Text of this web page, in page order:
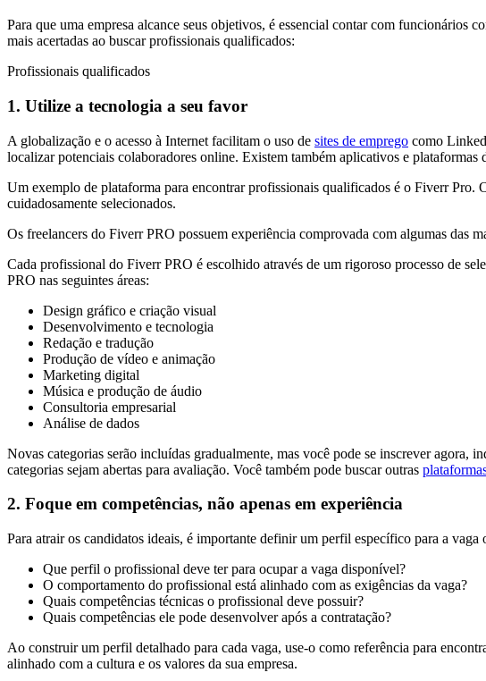
Para que uma empresa alcance seus objetivos, é essencial contar com funcionários
mais acertadas ao buscar profissionais qualificados:
Profissionais qualificados
1. Utilize a tecnologia a seu favor
A globalização e o acesso à Internet facilitam o uso de sites de emprego como
localizar potenciais colaboradores online. Existem também aplicativos e plataformas
Um exemplo de plataforma para encontrar profissionais qualificados é o Fiverr Pro.
cuidadosamente selecionados.
Os freelancers do Fiverr PRO possuem experiência comprovada com algumas das
Cada profissional do Fiverr PRO é escolhido através de um rigoroso processo de
PRO nas seguintes áreas:
Design gráfico e criação visual
Desenvolvimento e tecnologia
Redação e tradução
Produção de vídeo e animação
Marketing digital
Música e produção de áudio
Consultoria empresarial
Análise de dados
Novas categorias serão incluídas gradualmente, mas você pode se inscrever agora,
categorias sejam abertas para avaliação. Você também pode buscar outras
2. Foque em competências, não apenas em experiência
Para atrair os candidatos ideais, é importante definir um perfil específico para a
Que perfil o profissional deve ter para ocupar a vaga disponível?
O comportamento do profissional está alinhado com as exigências da vaga?
Quais competências técnicas o profissional deve possuir?
Quais competências ele pode desenvolver após a contratação?
Ao construir um perfil detalhado para cada vaga, use-o como referência para
alinhado com a cultura e os valores da sua empresa.